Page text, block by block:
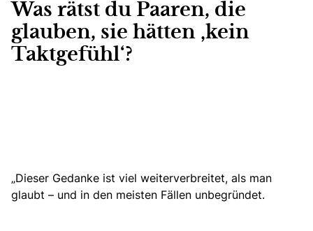
Was rätst du Paaren, die
glauben, sie hätten ‚kein
Taktgefühl‘?
„Dieser Gedanke ist viel weiterverbreitet, als man
glaubt – und in den meisten Fällen unbegründet.